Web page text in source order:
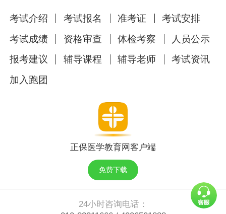
考试介绍 考试报名 准考证
考试安排
考试成绩
资格审查 体检考察
人员公示
报考建议
辅导课程 辅导老师
考试资讯
加入跑团
正保医学教育网客户端
免费下载
24小时咨询电话：